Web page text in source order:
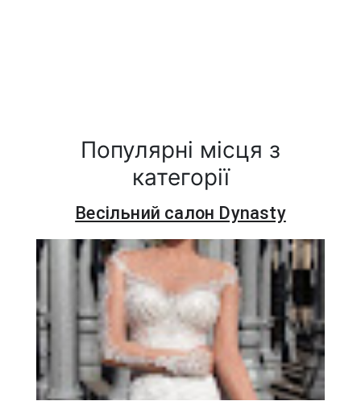
Популярні місця з
категорії
Весільний салон Dynasty